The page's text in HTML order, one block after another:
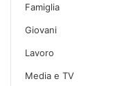
Famiglia
Giovani
Lavoro
Media e TV